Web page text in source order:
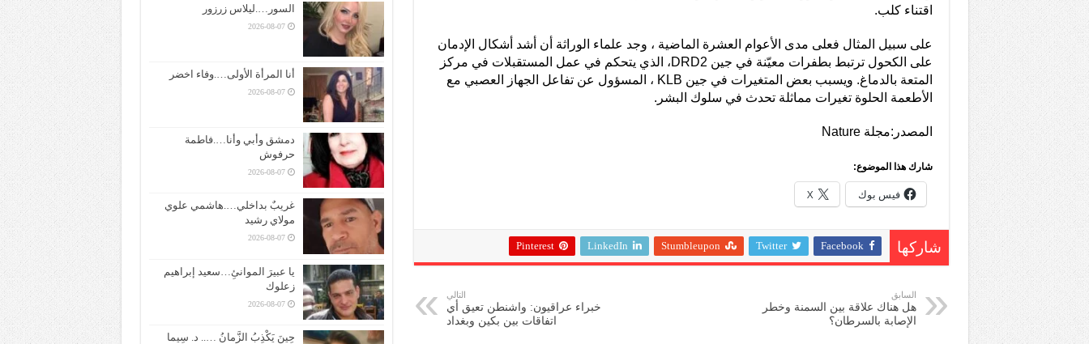
اقتناء كلب.
على سبيل المثال فعلى مدى الأعوام العشرة الماضية ، وجد علماء الوراثة أن أشد أشكال الإدمان
على الكحول ترتبط بطفرات معيّنة في جين DRD2، الذي يتحكم في عمل المستقبلات في مركز
المتعة بالدماغ. ويسبب بعض المتغيرات في جين KLB ، المسؤول عن تفاعل الجهاز العصبي مع
الأطعمة الحلوة تغيرات مماثلة تحدث في سلوك البشر.
المصدر:مجلة Nature
شارك هذا الموضوع:
فيس بوك X
شاركها Facebook
Twitter
Stumbleupon
LinkedIn
Pinterest
السابق
هل هناك علاقة بين السمنة وخطر
الإصابة بالسرطان؟
التالي
خبراء عراقيون: واشنطن تعيق أي
اتفاقات بين بكين وبغداد
السور….ليلاس زرزور
2026-08-07
أنا المرأة الأولى….وفاء اخضر
2026-08-07
دمشق وأبي وأنا….فاطمة
حرفوش
2026-08-07
غريبٌ بداخلي….هاشمي علوي
مولاي رشيد
2026-08-07
يا عبيرَ الموانئِ…سعيد إبراهيم
زعلوك
2026-08-07
حِينَ يَكْذِبُ الزَّمانُ ….. د. سِيما